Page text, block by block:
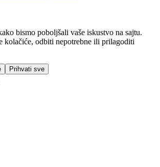
bismo poboljšali vaše iskustvo na sajtu.
kolačiće, odbiti nepotrebne ili prilagoditi
Prihvati sve